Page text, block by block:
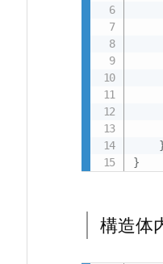
3.
構
造
体
内
に
定
義
場
}
構造体